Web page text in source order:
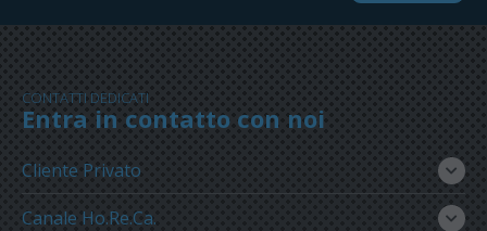
CONTATTI DEDICATI
Entra in contatto con noi
Cliente Privato
Canale Ho.Re.Ca.